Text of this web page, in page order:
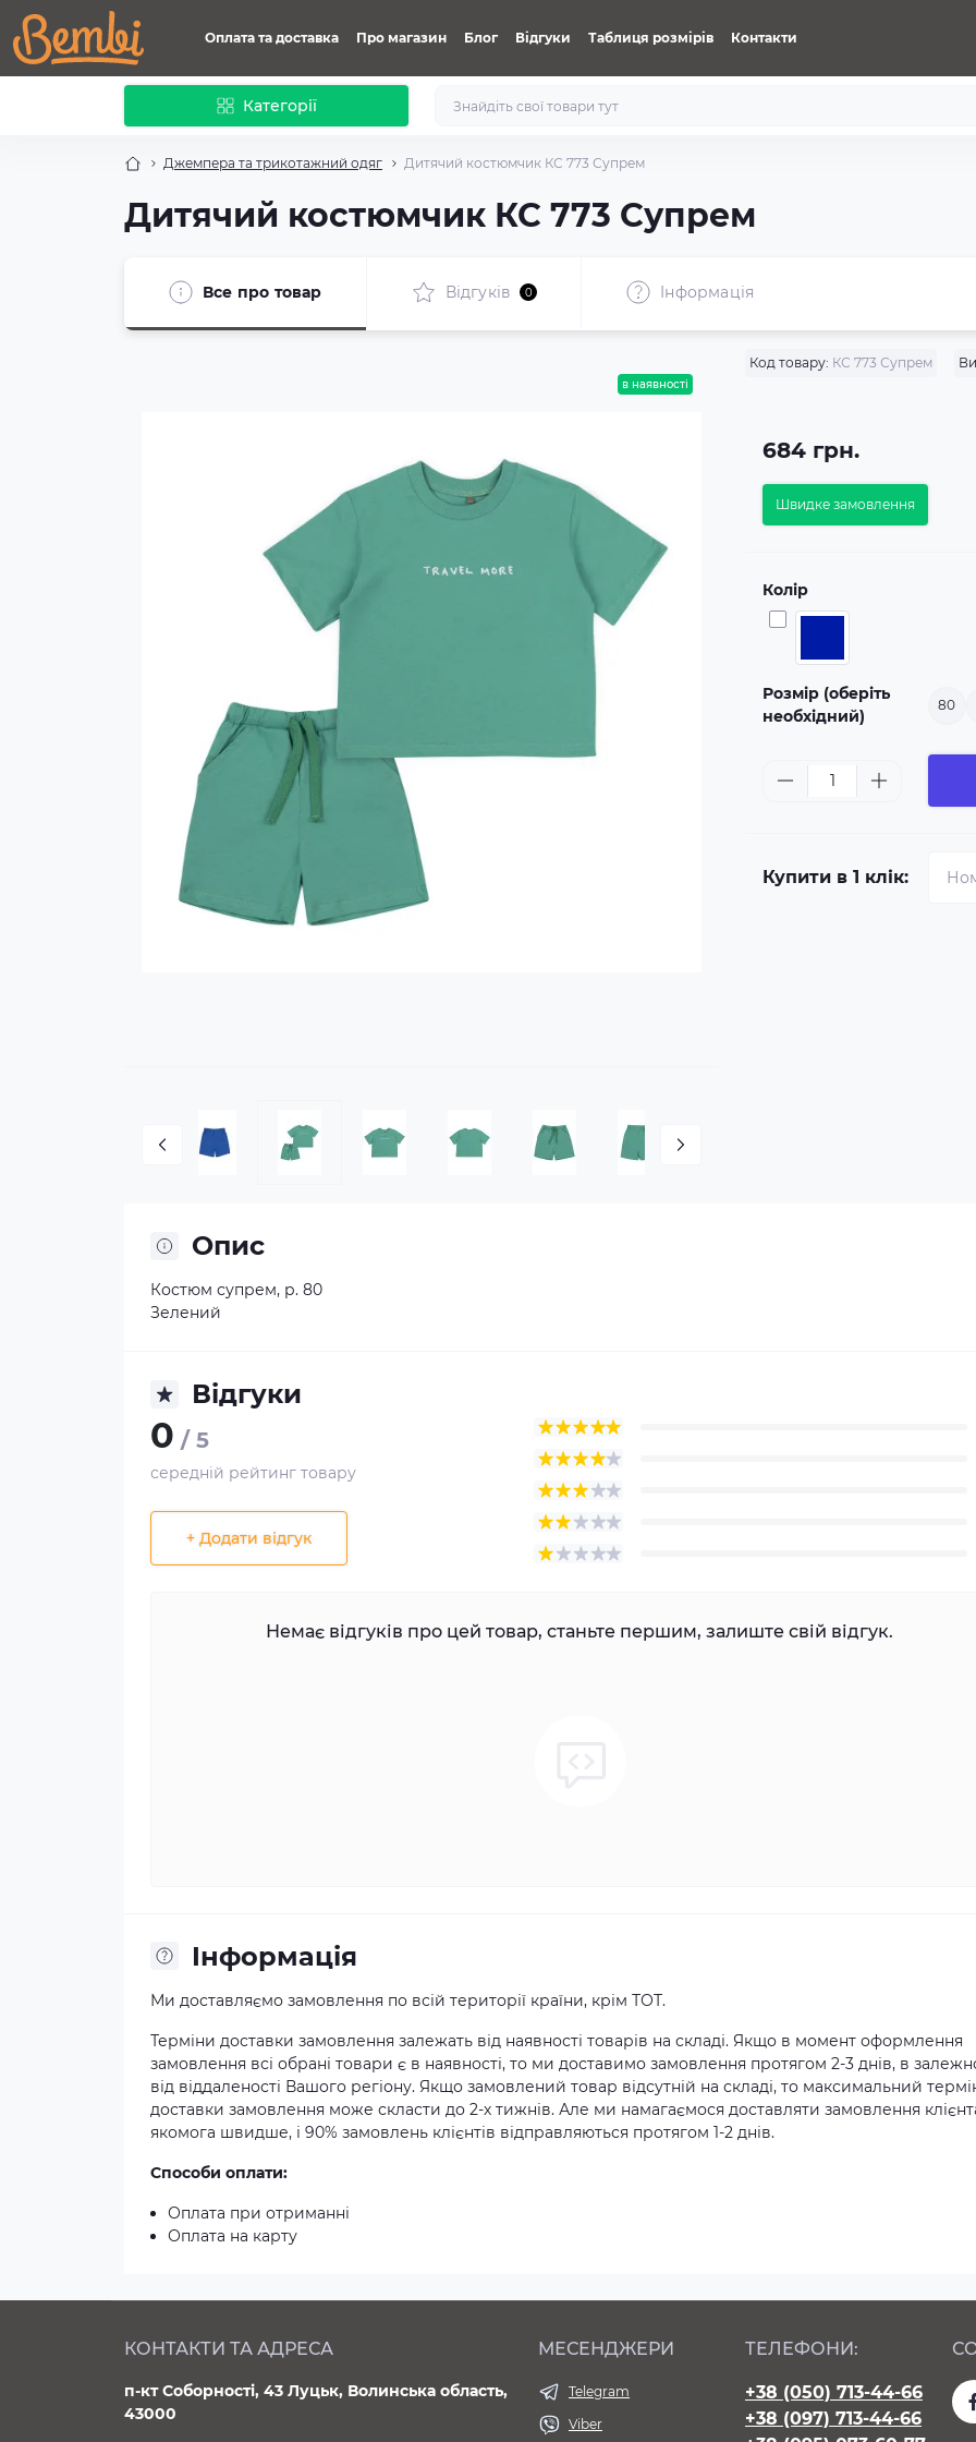
Оплата та доставка Про магазин Блог Відгуки Таблиця розмірів Контакти
Категорії
Джемпера та трикотажний одяг Дитячий костюмчик КС 773 Супрем
Дитячий костюмчик КС 773 Супрем
Все про товар Відгуків 0 Iнформація
в наявності
Код товару: КС 773 Супрем
684 грн.
Швидке замовлення
Колір
Розмір (оберіть
необхідний)
80
Купити в 1 клік:
Опис
Костюм супрем, р. 80
Зелений
Відгуки
0 / 5
середній рейтинг товару
+ Додати відгук
Немає відгуків про цей товар, станьте першим, залиште свій відгук.
Iнформація
Ми доставляємо замовлення по всій території країни, крім ТОТ.
Терміни доставки замовлення залежать від наявності товарів на складі. Якщо в момент оформлення
замовлення всі обрані товари є в наявності, то ми доставимо замовлення протягом 2-3 днів, в
від віддаленості Вашого регіону. Якщо замовлений товар відсутній на складі, то максимальний
доставки замовлення може скласти до 2-х тижнів. Але ми намагаємося доставляти замовлення
якомога швидше, і 90% замовлень клієнтів відправляються протягом 1-2 днів.
Способи оплати:
Оплата при отриманні
Оплата на карту
КОНТАКТИ ТА АДРЕСА
п-кт Соборності, 43 Луцьк, Волинська область,
43000
МЕСЕНДЖЕРИ
Telegram
Viber
ТЕЛЕФОНИ:
+38 (050) 713-44-66
+38 (097) 713-44-66